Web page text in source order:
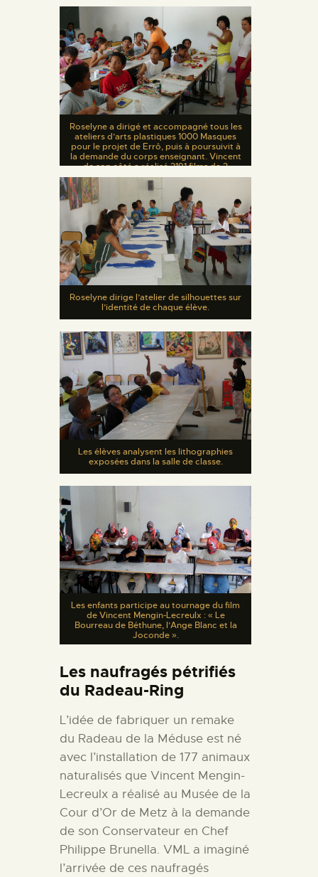
Roselyne a dirigé et accompagné tous les
ateliers d’arts plastiques 1000 Masques
pour le projet de Errô, puis à poursuivit à
la demande du corps enseignant. Vincent
de son côté a réalisé 2191 films de 2
minutes chacun sur tous les élèves de ce
projet qui s’est déroulé de 2000 à 2021.
Roselyne dirige l’atelier de silhouettes sur
l’identité de chaque élève.
Les élèves analysent les lithographies
exposées dans la salle de classe.
Les enfants participe au tournage du film
de Vincent Mengin-Lecreulx : « Le
Bourreau de Béthune, l’Ange Blanc et la
Joconde ».
Les naufragés pétrifiés
du Radeau-Ring
L’idée de fabriquer un remake
du Radeau de la Méduse est né
avec l’installation de 177 animaux
naturalisés que Vincent Mengin-
Lecreulx a réalisé au Musée de la
Cour d’Or de Metz à la demande
de son Conservateur en Chef
Philippe Brunella. VML a imaginé
l’arrivée de ces naufragés